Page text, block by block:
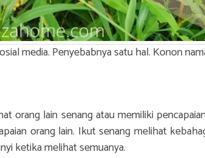
media. Penyebabnya satu hal. Konon
orang lain senang atau memiliki
orang lain. Ikut senang melihat
ketika melihat semuanya.